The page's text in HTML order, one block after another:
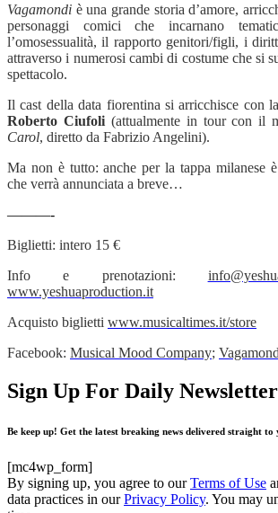
Vagamondi è una grande storia d’amore,
personaggi comici che incarnano
l’omosessualità, il rapporto genitori/figli, i
attraverso i numerosi cambi di costume che si
spettacolo.
Il cast della data fiorentina si arricchisce con
Roberto Ciufoli(attualmente in tour con il
Carol, diretto da Fabrizio Angelini).
Ma non è tutto: anche per la tappa milanese è
che verrà annunciata a breve…
———-
Biglietti: intero 15 €
Info e prenotazioni:
www.yeshuaproduction.it
Acquisto biglietti www.musicaltimes.it/store
Facebook: Musical Mood Company;
Sign Up For Daily Newsletter
Be keep up! Get the latest breaking news delivered straight
[mc4wp_form]
By signing up, you agree to ourTerms of Use
data practices in ourPrivacy Policy. You may